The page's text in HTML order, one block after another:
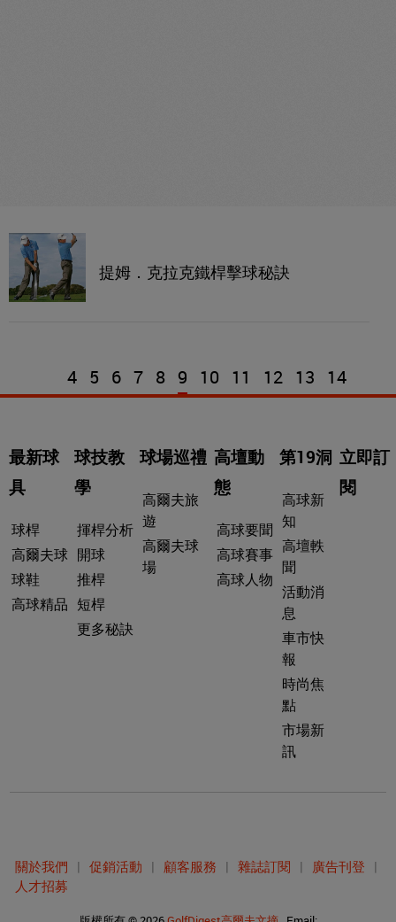
提姆．克拉克鐵桿擊球秘訣
4 5 6 7 8 9 10 11 12 13 14
最新球
具
球桿
高爾夫球
球鞋
高球精品
球技教
學
揮桿分析
開球
推桿
短桿
更多秘訣
球場巡禮
高爾夫旅
遊
高爾夫球
場
高壇動
態
高球要聞
高球賽事
高球人物
第19洞
高球新
知
高壇軼
聞
活動消
息
車市快
報
時尚焦
點
市場新
訊
立即訂
閱
關於我們 | 促銷活動 | 顧客服務 | 雜誌訂閱 | 廣告刊登 |
人才招募